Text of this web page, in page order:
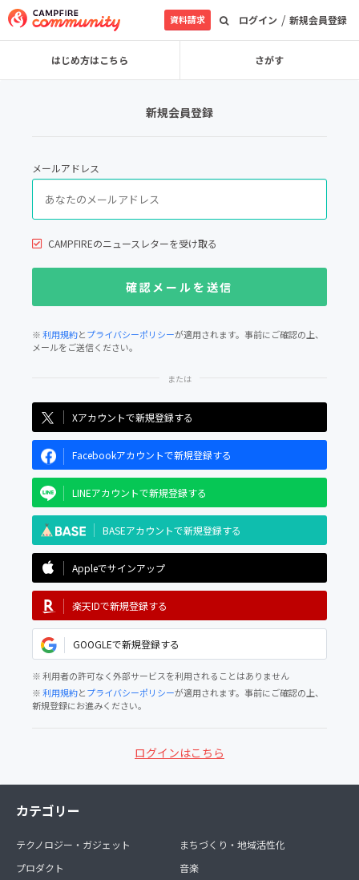
ログイン / 新規会員登録
資料請求
はじめ方はこちら さがす
新規会員登録
メールアドレス
CAMPFIREのニュースレターを受け取る
※利用規約とプライバシーポリシーが適用されます。事前にご確認の上、
メールをご送信ください。
Xアカウントで新規登録する
Facebookアカウントで新規登録する
LINEアカウントで新規登録する
BASEアカウントで新規登録する
Appleでサインアップ
楽天IDで新規登録する
GOOGLEで新規登録する
※ 利用者の許可なく外部サービスを利用されることはありません
※利用規約とプライバシーポリシーが適用されます。事前にご確認の上、
新規登録にお進みください。
ログインはこちら
カテゴリー
テクノロジー・ガジェット
プロダクト
まちづくり・地域活性化
音楽